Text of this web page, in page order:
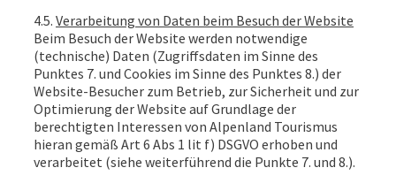
4.5. Verarbeitung von Daten beim Besuch der Website
Beim Besuch der Website werden notwendige
(technische) Daten (Zugriffsdaten im Sinne des
Punktes 7. und Cookies im Sinne des Punktes 8.) der
Website-Besucher zum Betrieb, zur Sicherheit und zur
Optimierung der Website auf Grundlage der
berechtigten Interessen von Alpenland Tourismus
hieran gemäß Art 6 Abs 1 lit f) DSGVO erhoben und
verarbeitet (siehe weiterführend die Punkte 7. und 8.).